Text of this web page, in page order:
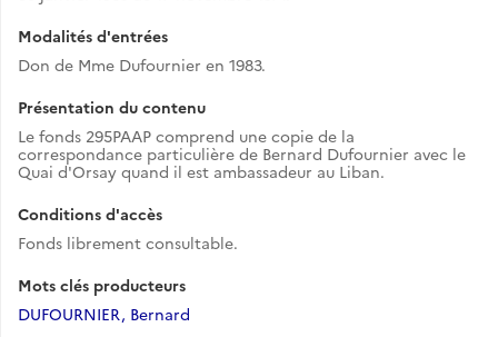
Modalités d'entrées
Don de Mme Dufournier en 1983.
Présentation du contenu
Le fonds 295PAAP comprend une copie de la
correspondance particulière de Bernard Dufournier avec le
Quai d'Orsay quand il est ambassadeur au Liban.
Conditions d'accès
Fonds librement consultable.
Mots clés producteurs
DUFOURNIER, Bernard